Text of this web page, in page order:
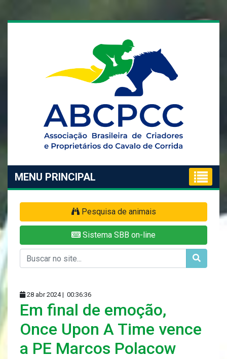
MENU PRINCIPAL
Pesquisa de animais
Sistema SBB on-line
28 abr 2024 | 00:36:36
Em final de emoção,
Once Upon A Time vence
a PE Marcos Polacow